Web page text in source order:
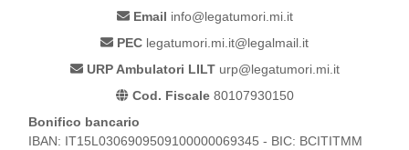
Email info@legatumori.mi.it
PEC legatumori.mi.it@legalmail.it
URP Ambulatori LILTurp@legatumori.mi.it
Cod. Fiscale80107930150
Bonifico bancario
IBAN: IT15L0306909509100000069345 - BIC: BCITITMM